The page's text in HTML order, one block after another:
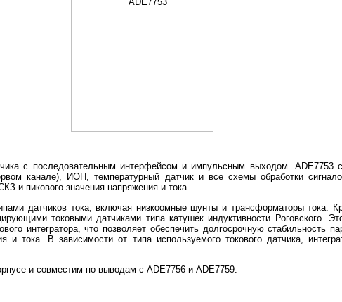
с последовательным интерфейсом и импульсным выходом. ADE7753
канале), ИОН, температурный датчик и все схемы обработки
и пикового значения напряжения и тока.
датчиков тока, включая низкоомные шунты и трансформаторы тока.
токовыми датчиками типа катушек индуктивности Роговского.
интегратора, что позволяет обеспечить долгосрочную стабильность
тока. В зависимости от типа используемого токового датчика,
и совместим по выводам с ADE7756 и ADE7759.